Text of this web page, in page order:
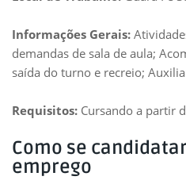
Informações Gerais:
demandas de sala de aula;
saída do turno e recreio;
Requisitos: Cursando a partir
Como se
emprego